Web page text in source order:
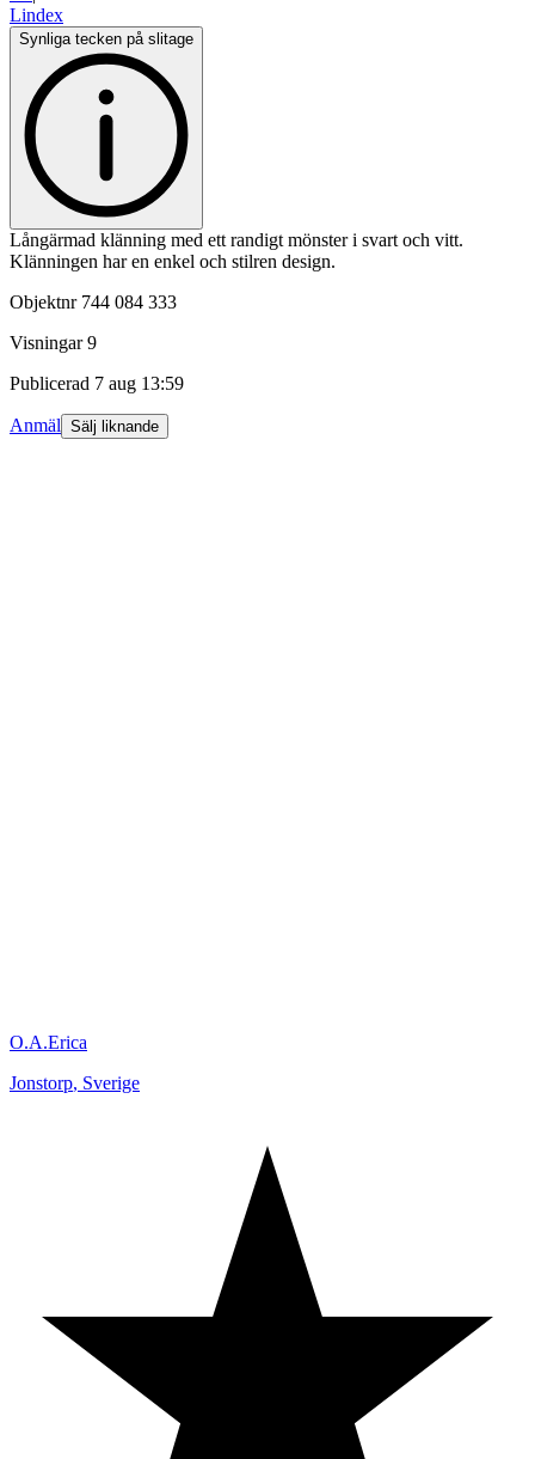
Lindex
Synliga tecken på slitage
Långärmad klänning med ett randigt mönster i svart och vitt.
Klänningen har en enkel och stilren design.
Objektnr 744 084 333
Visningar 9
Publicerad 7 aug 13:59
Anmäl Sälj liknande
O.A.Erica
Jonstorp, Sverige